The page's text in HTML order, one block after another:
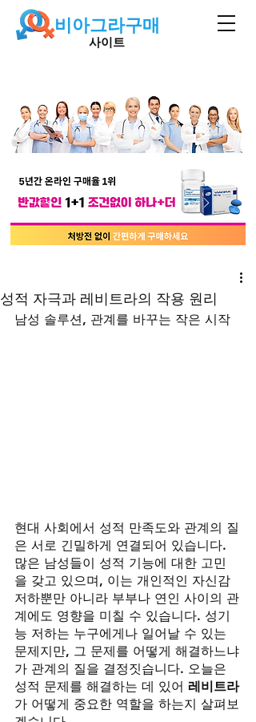
비아그라구매
사이트
성적 자극과 레비트라의 작용 원리
남성 솔루션, 관계를 바꾸는 작은 시작
현대 사회에서 성적 만족도와 관계의 질
은 서로 긴밀하게 연결되어 있습니다.
많은 남성들이 성적 기능에 대한 고민
을 갖고 있으며, 이는 개인적인 자신감
저하뿐만 아니라 부부나 연인 사이의 관
계에도 영향을 미칠 수 있습니다. 성기
능 저하는 누구에게나 일어날 수 있는
문제지만, 그 문제를 어떻게 해결하느냐
가 관계의 질을 결정짓습니다. 오늘은
성적 문제를 해결하는 데 있어 레비트라
가 어떻게 중요한 역할을 하는지 살펴보